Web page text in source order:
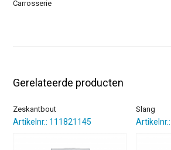
Carrosserie
Gerelateerde producten
Zeskantbout
Artikelnr.: 111821145
Slang